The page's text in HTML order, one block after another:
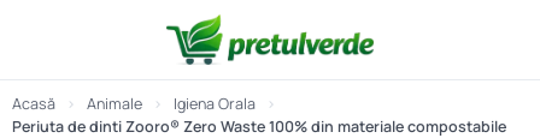
Acasă › Animale › Igiena Orala
›
Periuta de dinti Zooro® Zero Waste 100% din materiale compostabile